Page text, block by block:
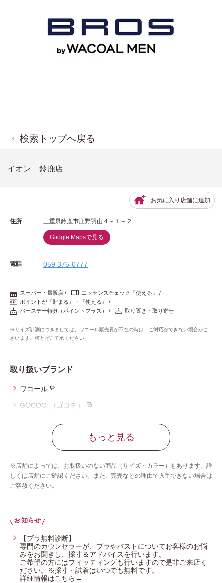
検索トップへ戻る
イオン 鈴鹿店
お気に入り店舗に追加
住所 三重県鈴鹿市庄野羽山４－１－２
Google Mapsで見る
電話 059-375-0777
スーパー・量販店
エッセンスチェック『使える』
ポイントが『貯まる』・『使える』
バースデー特典（ポイントプラス）
取り置き・取り寄せ
※サイズ計測につきましては、ワコール販売員が不在の時は、ご対応ができない場合がご
ざいます。何とぞご了承ください
取り扱いブランド
ワコール
GOCOCi （ゴコチ）
ウイング／レシアージュ
ウイング／ティーン
ブロス バイ ワコールメン
ウイング／フフ
CW-X
YOJOY
もっと見る
※店舗によっては、お取扱いのない商品（サイズ・カラー）もあります。詳
しくは店舗にご確認ください。また、完売などの理由で入手できない場合は
ご容赦ください。
【ブラ無料診断】
専門のカウンセラーが、ブラやバストについてお客様のお悩
みをお聞きし、採寸＆アドバイスを行います。
ご希望の方にはフィッティングも行いますので是非ご来店く
ださい。※採寸・試着はいつでも無料です。
詳細情報はこちら→